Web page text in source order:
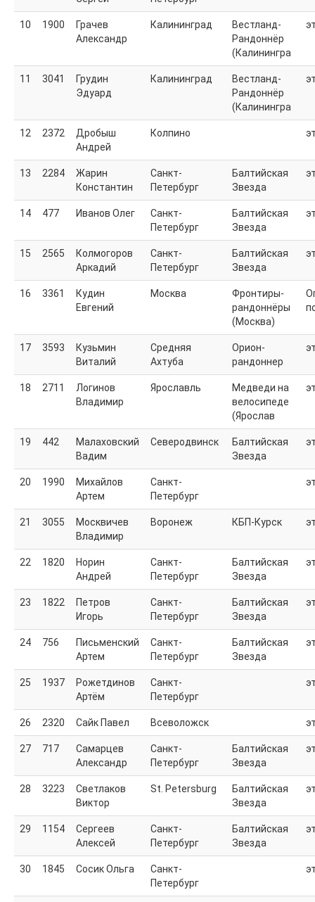
10 1900
Грачев
Александр
Калининград
Вестланд-
Рандоннёр
(Калинингра
11 3041
Грудин
Эдуард
Калининград
Вестланд-
Рандоннёр
(Калинингра
12 2372
Дробыш
Андрей
Колпино
13 2284
Жарин
Константин
Санкт-
Петербург
Балтийская
Звезда
14 477 Иванов Олег
Санкт-
Петербург
Балтийская
Звезда
15 2565
Колмогоров
Аркадий
Санкт-
Петербург
Балтийская
Звезда
16 3361
Кудин
Евгений
Москва
Фронтиры-
рандоннёры
(Москва)
17 3593
Кузьмин
Виталий
Средняя
Ахтуба
Орион-
рандоннер
18 2711
Логинов
Владимир
Ярославль
Медведи на
велосипеде
(Ярослав
19 442
Малаховский
Вадим
Северодвинск
Балтийская
Звезда
20 1990
Михайлов
Артем
Санкт-
Петербург
21 3055
Москвичев
Владимир
Воронеж КБП-Курск
22 1820
Норин
Андрей
Санкт-
Петербург
Балтийская
Звезда
23 1822
Петров
Игорь
Санкт-
Петербург
Балтийская
Звезда
24 756
Письменский
Артем
Санкт-
Петербург
Балтийская
Звезда
25 1937
Рожетдинов
Артём
Санкт-
Петербург
26 2320 Сайк Павел Всеволожск
27 717
Самарцев
Александр
Санкт-
Петербург
Балтийская
Звезда
28 3223
Светлаков
Виктор
St. Petersburg
Балтийская
Звезда
29 1154
Сергеев
Алексей
Санкт-
Петербург
Балтийская
Звезда
30 1845 Сосик Ольга
Санкт-
Петербург